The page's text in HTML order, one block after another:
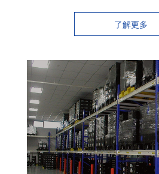
了解更多